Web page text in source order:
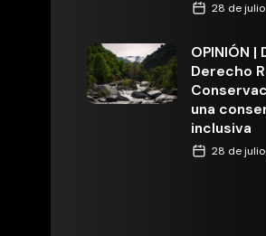
28 de
OPINIÓN |
Derecho
una
inclusiva
28 de